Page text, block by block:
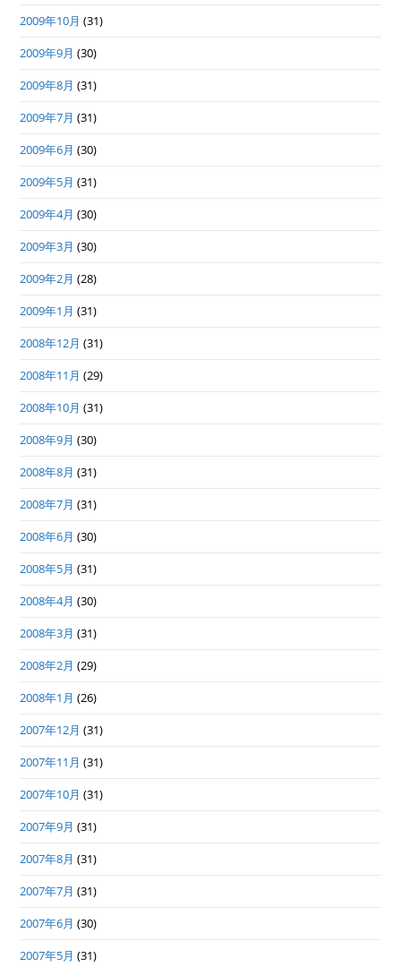
2009年10月 (31)
2009年9月 (30)
2009年8月 (31)
2009年7月 (31)
2009年6月 (30)
2009年5月 (31)
2009年4月 (30)
2009年3月 (30)
2009年2月 (28)
2009年1月 (31)
2008年12月 (31)
2008年11月 (29)
2008年10月 (31)
2008年9月 (30)
2008年8月 (31)
2008年7月 (31)
2008年6月 (30)
2008年5月 (31)
2008年4月 (30)
2008年3月 (31)
2008年2月 (29)
2008年1月 (26)
2007年12月 (31)
2007年11月 (31)
2007年10月 (31)
2007年9月 (31)
2007年8月 (31)
2007年7月 (31)
2007年6月 (30)
2007年5月 (31)